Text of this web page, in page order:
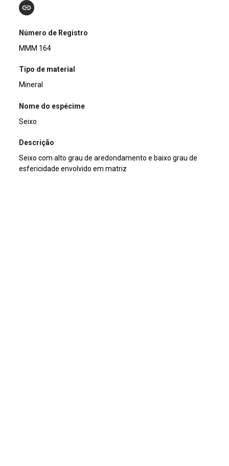
Número de Registro
MMM 164
Tipo de material
Mineral
Nome do espécime
Seixo
Descrição
Seixo com alto grau de aredondamento e baixo grau de
esfericidade envolvido em matriz